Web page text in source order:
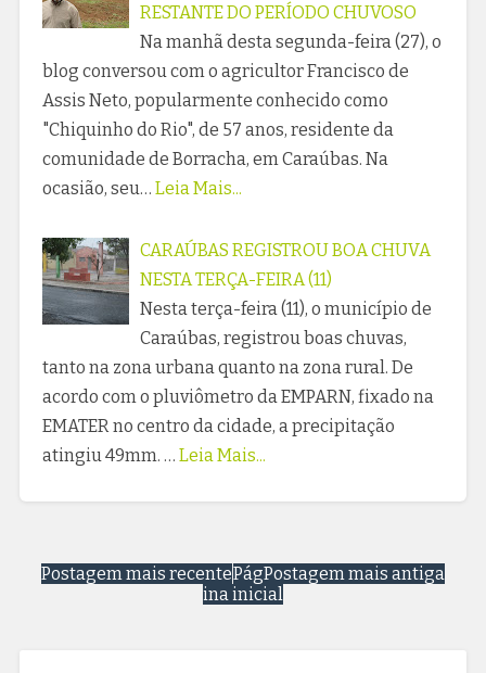
RESTANTE DO PERÍODO CHUVOSO
Na manhã desta segunda-feira (27), o
blog conversou com o agricultor Francisco de
Assis Neto, popularmente conhecido como
"Chiquinho do Rio", de 57 anos, residente da
comunidade de Borracha, em Caraúbas. Na
ocasião, seu… Leia Mais...
CARAÚBAS REGISTROU BOA CHUVA
NESTA TERÇA-FEIRA (11)
Nesta terça-feira (11), o município de
Caraúbas, registrou boas chuvas,
tanto na zona urbana quanto na zona rural. De
acordo com o pluviômetro da EMPARN, fixado na
EMATER no centro da cidade, a precipitação
atingiu 49mm. … Leia Mais...
Postagem mais recente Postagem mais antiga
Pág
ina inicial